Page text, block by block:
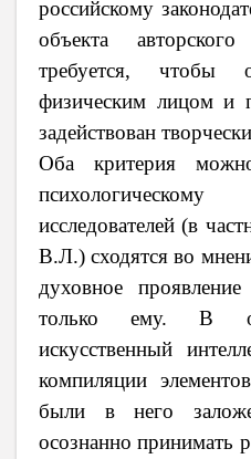
российскому
объекта
требуется, чтобы
физическим лицом и
задействован
Оба критерия
исследователей (в
В.Л.) сходятся во
духовное
только ему. В
искусственный
компиляции
были в него
осознанно принимать